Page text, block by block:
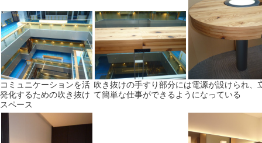
コミュニケーションを活
発化するための吹き抜け
スペース
吹き抜けの手すり部分には電源が設けられ、
て簡単な仕事ができるようになっている